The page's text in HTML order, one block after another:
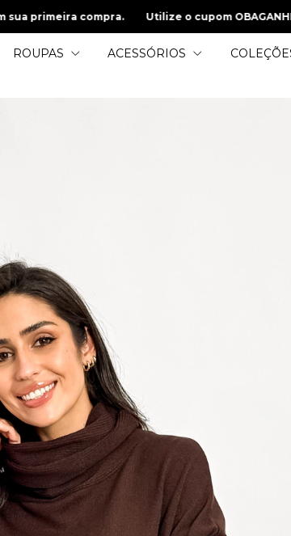
compra. Utilize o cupom OBAGANHEI10 em
ROUPAS ACESSÓRIOS